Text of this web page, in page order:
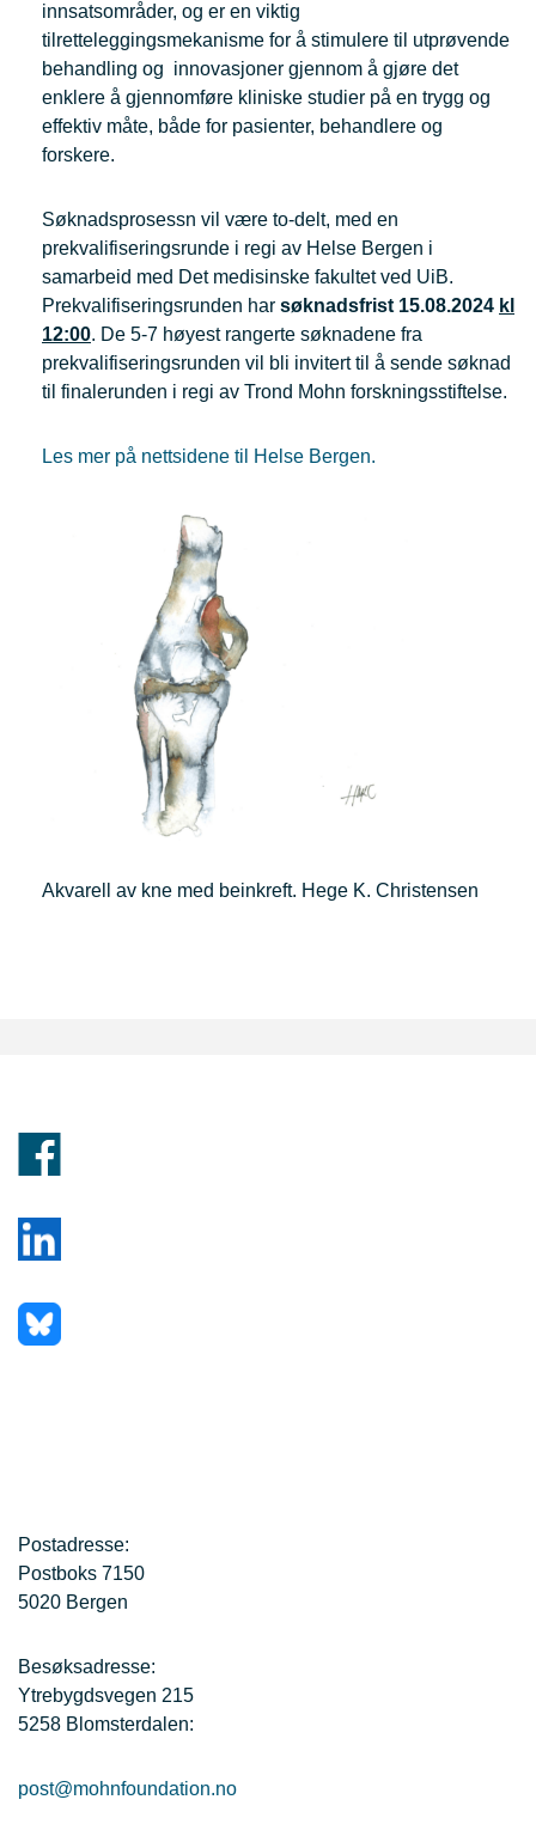
innsatsområder, og er en viktig
tilretteleggingsmekanisme for å stimulere til utprøvende
behandling og innovasjoner gjennom å gjøre det
enklere å gjennomføre kliniske studier på en trygg og
effektiv måte, både for pasienter, behandlere og
forskere.
Søknadsprosessn vil være to-delt, med en
prekvalifiseringsrunde i regi av Helse Bergen i
samarbeid med Det medisinske fakultet ved UiB.
Prekvalifiseringsrunden har søknadsfrist 15.08.2024 kl
12:00. De 5-7 høyest rangerte søknadene fra
prekvalifiseringsrunden vil bli invitert til å sende søknad
til finalerunden i regi av Trond Mohn forskningsstiftelse.
Les mer på nettsidene til Helse Bergen.
Akvarell av kne med beinkreft. Hege K. Christensen
Postadresse:
Postboks 7150
5020 Bergen
Besøksadresse:
Ytrebygdsvegen 215
5258 Blomsterdalen:
post@mohnfoundation.no